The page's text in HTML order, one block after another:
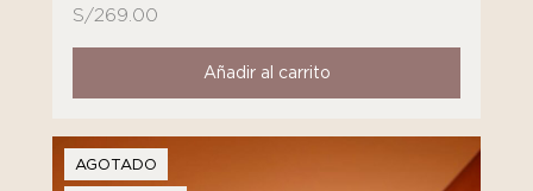
S/269.00
Añadir al carrito
AGOTADO